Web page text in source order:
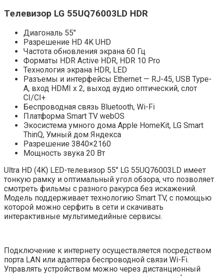
Телевизор LG 55UQ76003LD HDR
Диагональ 55″
Разрешение HD 4K UHD
Частота обновления экрана 60 Гц
Форматы HDR Active HDR, HDR 10 Pro
Технология экрана HDR, LED
Разъемы и интерфейсы Ethernet — RJ-45, USB Type-
A, вход HDMI x 2, выход аудио оптический, слот
CI/CI+
Беспроводная связь Bluetooth, Wi-Fi
Платформа Smart TV webOS
Экосистема умного дома Apple HomeKit, LG Smart
ThinQ, Умный дом Яндекса
Разрешение 3840×2160
Мощность звука 20 Вт
Ultra HD (4K) LED-телевизор 55″ LG 55UQ76003LD имеет
тонкую рамку и оптимальный угол обзора, что позволяет
смотреть фильмы с разного ракурса без искажений.
Модель поддерживает технологию Smart TV, с помощью
которой можно серфить в сети и скачивать
интерактивные мультимедийные сервисы.
Подключение к интернету осуществляется посредством
порта LAN или адаптера беспроводной связи Wi-Fi.
Управлять устройством можно через дистанционный